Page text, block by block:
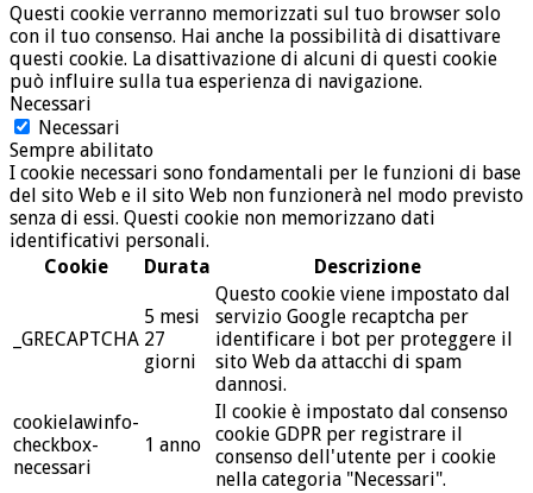
Questi cookie verranno memorizzati sul tuo browser solo
con il tuo consenso. Hai anche la possibilità di disattivare
questi cookie. La disattivazione di alcuni di questi cookie
può influire sulla tua esperienza di navigazione.
Necessari
Necessari
Sempre abilitato
I cookie necessari sono fondamentali per le funzioni di base
del sito Web e il sito Web non funzionerà nel modo previsto
senza di essi. Questi cookie non memorizzano dati
identificativi personali.
Cookie
Durata Descrizione
_GRECAPTCHA
5 mesi
27
giorni
Questo cookie viene impostato dal
servizio Google recaptcha per
identificare i bot per proteggere il
sito Web da attacchi di spam
dannosi.
cookielawinfo-
checkbox-
necessari
1 anno
Il cookie è impostato dal consenso
cookie GDPR per registrare il
consenso dell'utente per i cookie
nella categoria "Necessari".